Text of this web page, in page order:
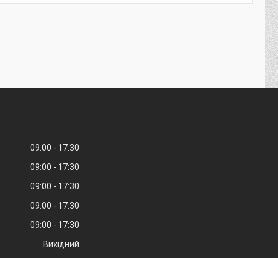
09:00
17:30
09:00
17:30
09:00
17:30
09:00
17:30
09:00
17:30
Вихідний